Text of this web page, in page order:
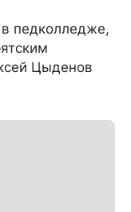
педколледже,
Цыденов